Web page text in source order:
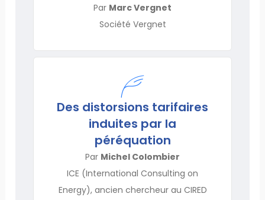
Par Marc Vergnet
Société Vergnet
Des distorsions tarifaires
induites par la
péréquation
Par Michel Colombier
ICE (International Consulting on
Energy), ancien chercheur au CIRED